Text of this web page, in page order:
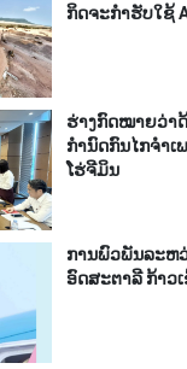
ກິດຈະກຳຮັບໃຊ້
ຮ່າງກົດໝາຍວ່າ
ກຳນົດກົນໄກຈຳ
ໂຮ່ຈີມິນ
ການພົວພັນລະຫ
ອົດສະຕາລີ ກ້າວ